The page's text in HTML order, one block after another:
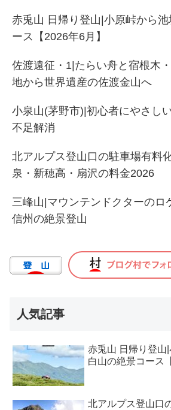
赤兎山 日帰り登山|小原峠から
ース【2026年6月】
佐渡遠征・1|たらい舟と宿根木
地から世界遺産の佐渡金山へ
小泉山(茅野市)|初心者にやさし
不足解消
北アルプス登山口の駐車場有料
泉・新穂高・扇沢の料金2026
三峰山|マウンテンドクターのロ
信州の絶景登山
人気記事
赤兎山 日帰り登山
白山の絶景コース
北アルプス登山口